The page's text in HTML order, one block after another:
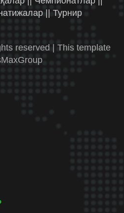
|| Турнир
reserved | This template